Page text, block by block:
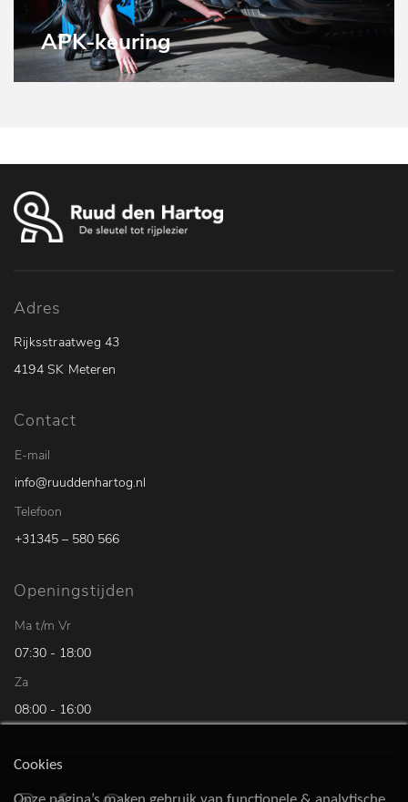
APK-keuring
Adres
Rijksstraatweg 43
4194 SK Meteren
Contact
E-mail
info@ruuddenhartog.nl
Telefoon
+31345 – 580 566
Openingstijden
Ma t/m Vr
07:30 - 18:00
Za
08:00 - 16:00
Cookies